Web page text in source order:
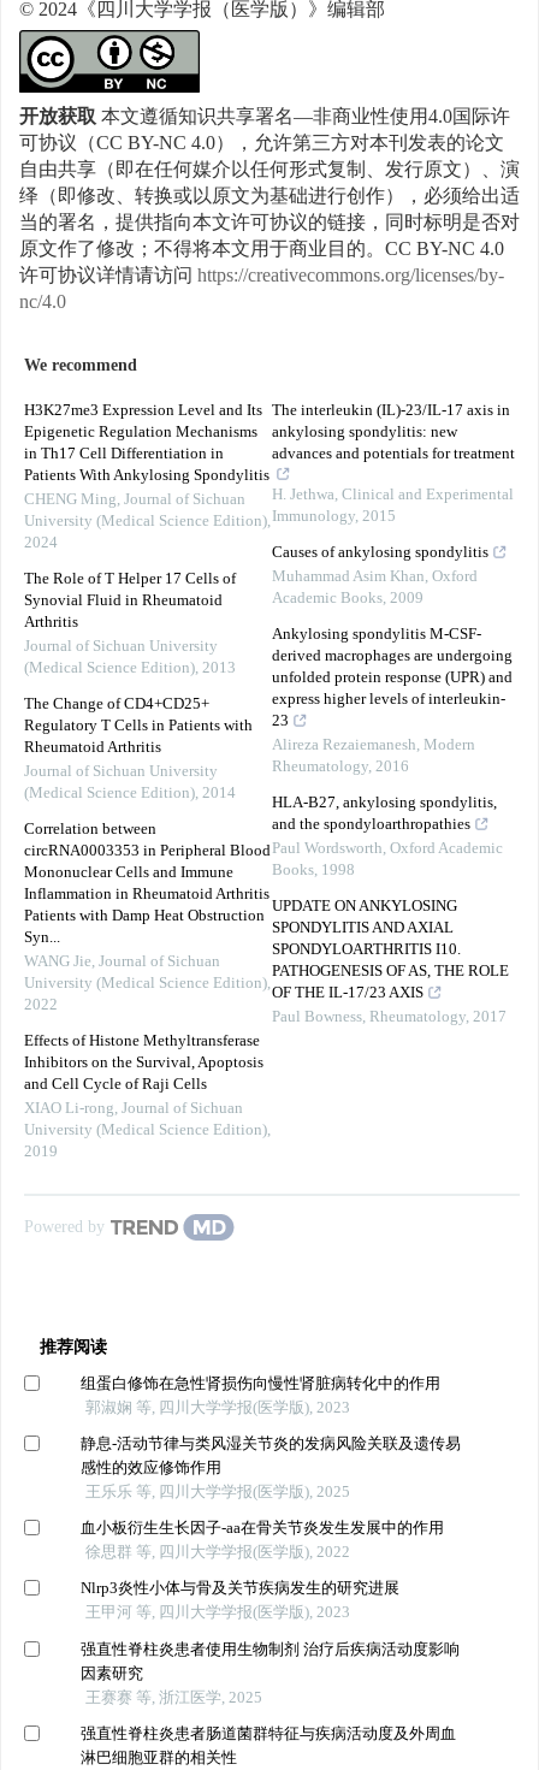
© 2024《四川大学学报（医学版）》编辑部
开放获取本文遵循知识共享署名—非商业性使用4.0国际许
可协议（CC BY-NC 4.0），允许第三方对本刊发表的论文
自由共享（即在任何媒介以任何形式复制、发行原文）、演
绎（即修改、转换或以原文为基础进行创作），必须给出适
当的署名，提供指向本文许可协议的链接，同时标明是否对
原文作了修改；不得将本文用于商业目的。CC BY-NC 4.0
许可协议详情请访问 https://creativecommons.org/licenses/by-
nc/4.0
We recommend
H3K27me3 Expression Level and Its
Epigenetic Regulation Mechanisms
in Th17 Cell Differentiation in
Patients With Ankylosing Spondylitis
CHENG Ming, Journal of Sichuan
University (Medical Science Edition),
2024
The Role of T Helper 17 Cells of
Synovial Fluid in Rheumatoid
Arthritis
Journal of Sichuan University
(Medical Science Edition), 2013
The Change of CD4+CD25+
Regulatory T Cells in Patients with
Rheumatoid Arthritis
Journal of Sichuan University
(Medical Science Edition), 2014
Correlation between
circRNA0003353 in Peripheral Blood
Mononuclear Cells and Immune
Inflammation in Rheumatoid Arthritis
Patients with Damp Heat Obstruction
Syn...
WANG Jie, Journal of Sichuan
University (Medical Science Edition),
2022
Effects of Histone Methyltransferase
Inhibitors on the Survival, Apoptosis
and Cell Cycle of Raji Cells
XIAO Li-rong, Journal of Sichuan
University (Medical Science Edition),
2019
The interleukin (IL)-23/IL-17 axis in
ankylosing spondylitis: new
advances and potentials for treatment
H. Jethwa, Clinical and Experimental
Immunology, 2015
Causes of ankylosing spondylitis
Muhammad Asim Khan, Oxford
Academic Books, 2009
Ankylosing spondylitis M-CSF-
derived macrophages are undergoing
unfolded protein response (UPR) and
express higher levels of interleukin-
23
Alireza Rezaiemanesh, Modern
Rheumatology, 2016
HLA-B27, ankylosing spondylitis,
and the spondyloarthropathies
Paul Wordsworth, Oxford Academic
Books, 1998
UPDATE ON ANKYLOSING
SPONDYLITIS AND AXIAL
SPONDYLOARTHRITIS I10.
PATHOGENESIS OF AS, THE ROLE
OF THE IL-17/23 AXIS
Paul Bowness, Rheumatology, 2017
Powered by
推荐阅读
组蛋白修饰在急性肾损伤向慢性肾脏病转化中的作用
郭淑娴 等, 四川大学学报(医学版), 2023
静息-活动节律与类风湿关节炎的发病风险关联及遗传易
感性的效应修饰作用
王乐乐 等, 四川大学学报(医学版), 2025
血小板衍生生长因子-aa在骨关节炎发生发展中的作用
徐思群 等, 四川大学学报(医学版), 2022
Nlrp3炎性小体与骨及关节疾病发生的研究进展
王甲河 等, 四川大学学报(医学版), 2023
强直性脊柱炎患者使用生物制剂 治疗后疾病活动度影响
因素研究
王赛赛 等, 浙江医学, 2025
强直性脊柱炎患者肠道菌群特征与疾病活动度及外周血
淋巴细胞亚群的相关性